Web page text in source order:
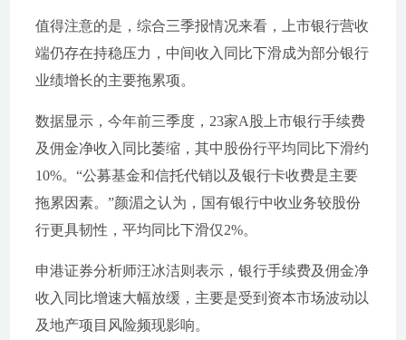
值得注意的是，综合三季报情况来看，上市银行营收
端仍存在持稳压力，中间收入同比下滑成为部分银行
业绩增长的主要拖累项。
数据显示，今年前三季度，23家A股上市银行手续费
及佣金净收入同比萎缩，其中股份行平均同比下滑约
10%。“公募基金和信托代销以及银行卡收费是主要
拖累因素。”颜湄之认为，国有银行中收业务较股份
行更具韧性，平均同比下滑仅2%。
申港证券分析师汪冰洁则表示，银行手续费及佣金净
收入同比增速大幅放缓，主要是受到资本市场波动以
及地产项目风险频现影响。